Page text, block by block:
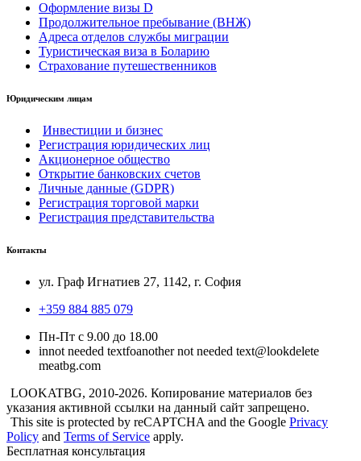
Оформление визы D
Продолжительное пребывание (ВНЖ)
Адреса отделов службы миграции
Туристическая виза в Боларию
Страхование путешественников
Юридическим лицам
Инвестиции и бизнес
Регистрация юридических лиц
Акционерное общество
Открытие банковских счетов
Личные данные (GDPR)
Регистрация торговой марки
Регистрация представительства
Контакты
ул. Граф Игнатиев 27, 1142, г. София
+359 884 885 079
Пн-Пт с 9.00 до 18.00
innot needed textfoanother not needed text@lookdelete
meatbg.com
LOOKATBG, 2010-2026. Копирование материалов без
указания активной ссылки на данный сайт запрещено.
This site is protected by reCAPTCHA and the Google Privacy
Policy and Terms of Service apply.
Бесплатная консультация